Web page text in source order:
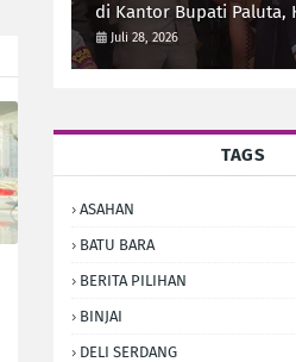
di Kantor Bupati Paluta,
Rusak 20 Desa
Juli 28, 2026
TAGS
ASAHAN
BATU BARA
BERITA PILIHAN
BINJAI
DELI SERDANG